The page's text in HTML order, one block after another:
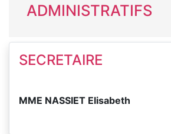
ADMINISTRATIFS
SECRETAIRE
MME NASSIET Elisabeth